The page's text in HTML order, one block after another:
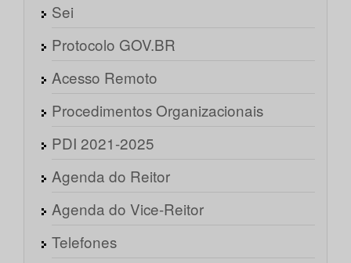
Sei
Protocolo GOV.BR
Acesso Remoto
Procedimentos Organizacionais
PDI 2021-2025
Agenda do Reitor
Agenda do Vice-Reitor
Telefones